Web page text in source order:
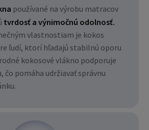
používané na výrobu matracov
tvrdosť a výnimočnú odolnosť.
vlastnostiam je kokos
ľudí, ktorí hľadajú stabilnú oporu
kokosové vlákno podporuje
čo pomáha udržiavať správnu